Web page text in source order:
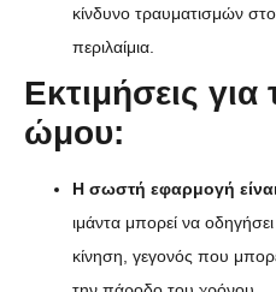
κίνδυνο τραυματισμών
περιλαίμια.
Εκτιμήσεις για
ώμου:
Η σωστή εφαρμογή
ιμάντα μπορεί να
κίνηση, γεγονός που